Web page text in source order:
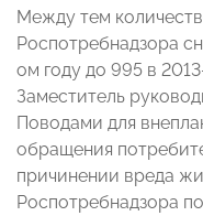
Между тем
Роспотребнадзора
ом году до 995 в
Заместитель
Поводами для
обращения
причинении вреда
Роспотребнадзора